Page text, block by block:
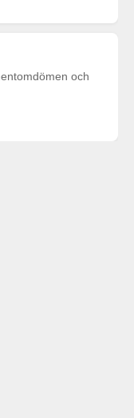
och